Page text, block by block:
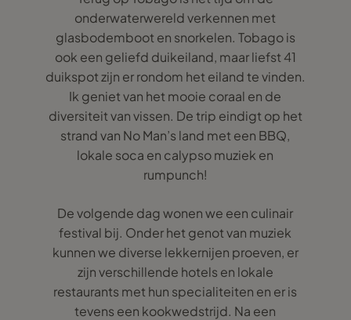
onderwaterwereld verkennen met
glasbodemboot en snorkelen. Tobago is
ook een geliefd duikeiland, maar liefst 41
duikspot zijn er rondom het eiland te vinden.
Ik geniet van het mooie coraal en de
diversiteit van vissen. De trip eindigt op het
strand van No Man’s land met een BBQ,
lokale soca en calypso muziek en
rumpunch!
De volgende dag wonen we een culinair
festival bij. Onder het genot van muziek
kunnen we diverse lekkernijen proeven, er
zijn verschillende hotels en lokale
restaurants met hun specialiteiten en er is
tevens een kookwedstrijd. Na een